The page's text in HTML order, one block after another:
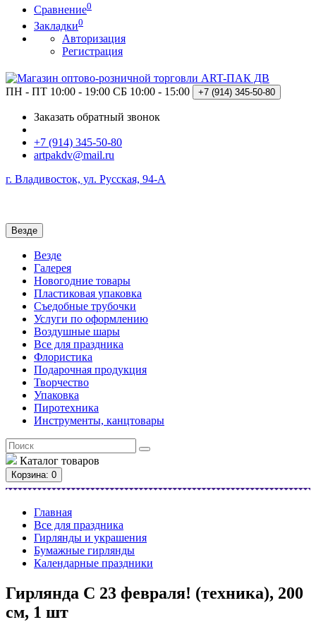
Сравнение0
Закладки0
Авторизация
Регистрация
ПН - ПТ 10:00 - 19:00 СБ 10:00 - 15:00 +7 (914) 345-50-80
Заказать обратный звонок
+7 (914) 345-50-80
artpakdv@mail.ru
г. Владивосток, ул. Русская, 94-А
Везде
Везде
Галерея
Новогодние товары
Пластиковая упаковка
Съедобные трубочки
Услуги по оформлению
Воздушные шары
Все для праздника
Флористика
Подарочная продукция
Творчество
Упаковка
Пиротехника
Инструменты, канцтовары
Каталог товаров
Корзина: 0
Главная
Все для праздника
Гирлянды и украшения
Бумажные гирлянды
Календарные праздники
Гирлянда С 23 февраля! (техника), 200
см, 1 шт